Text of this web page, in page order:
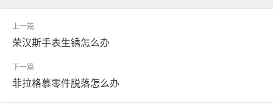
荣汉斯手表生锈怎么办
菲拉格慕零件脱落怎么办